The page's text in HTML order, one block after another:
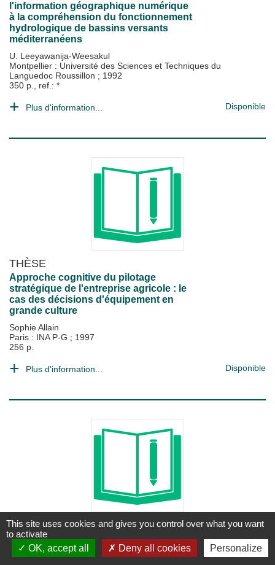
l'information géographique numérique
à la compréhension du fonctionnement
hydrologique de bassins versants
méditerranéens
U. Leeyawanija-Weesakul
Montpellier : Université des Sciences et Techniques du
Languedoc Roussillon ; 1992
350 p., ref.: *
Plus d'information... Disponible
THÈSE
Approche cognitive du pilotage
stratégique de l'entreprise agricole : le
cas des décisions d'équipement en
grande culture
Sophie Allain
Paris : INA P-G ; 1997
256 p.
Plus d'information... Disponible
THÈSE
Approche des formations herbeuses
tropicales par la structure de la
This site uses cookies and gives you control over what you want
to activate
OK, accept all
Deny all cookies Personalize